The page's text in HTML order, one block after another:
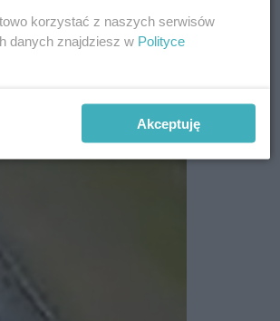
korzystać z naszych serwisów
danych znajdziesz w Polityce
Akceptuję